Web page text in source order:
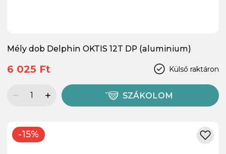
Mély dob Delphin OKTIS 12T DP (aluminium)
Külső raktáron
6 025 Ft
SZÁKOLOM
-15%